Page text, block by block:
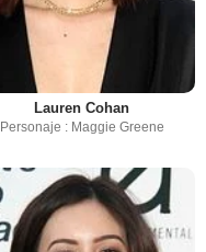
Lauren Cohan
Personaje : Maggie Greene